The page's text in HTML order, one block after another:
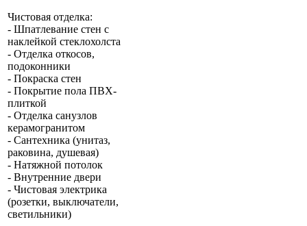
Чистовая отделка:
- Шпатлевание стен с
наклейкой стеклохолста
- Отделка откосов,
подоконники
- Покраска стен
- Покрытие пола ПВХ-
плиткой
- Отделка санузлов
керамогранитом
- Сантехника (унитаз,
раковина, душевая)
- Натяжной потолок
- Внутренние двери
- Чистовая электрика
(розетки, выключатели,
светильники)